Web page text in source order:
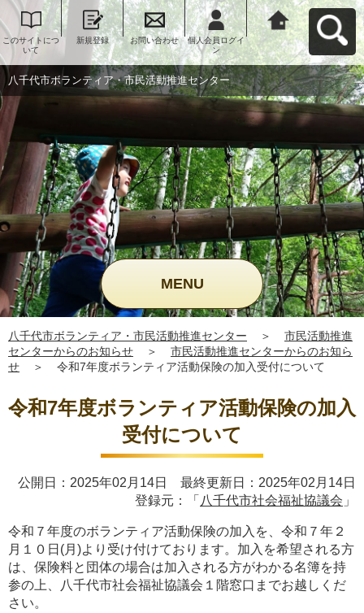
このサイトにつ
いて
新規登録 お問い合わせ
個人会員ログイ
ン
八千代市ボラン
ティア・市民活
動推進センター
へ戻る
八千代市ボランティア・市民活動推進センター
MENU
八千代市ボランティア・市民活動推進センター ＞
市民活動推進
センターからのお知らせ
＞
市民活動推進センターからのお知ら
せ
＞ 令和7年度ボランティア活動保険の加入受付について
令和7年度ボランティア活動保険の加入
受付について
公開日：2025年02月14日 最終更新日：2025年02月14日
登録元：「 八千代市社会福祉協議会 」
令和７年度のボランティア活動保険の加入を、令和７年２
月１０日(月)より受け付けております。加入を希望される方
は、保険料と団体の場合は加入される方がわかる名簿を持
参の上、八千代市社会福祉協議会１階窓口までお越しくだ
さい。